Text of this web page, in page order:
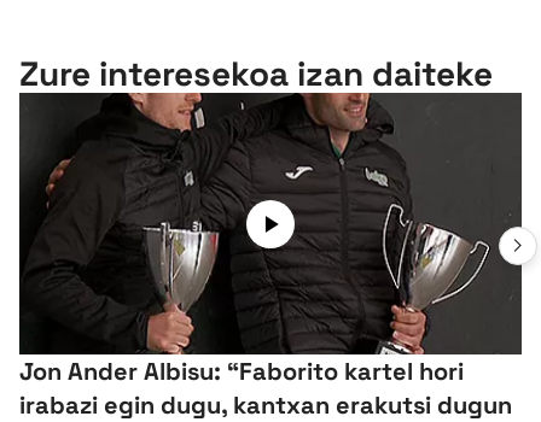
Zure interesekoa izan daiteke
Jon Ander Albisu: “Faborito kartel hori
irabazi egin dugu, kantxan erakutsi dugun